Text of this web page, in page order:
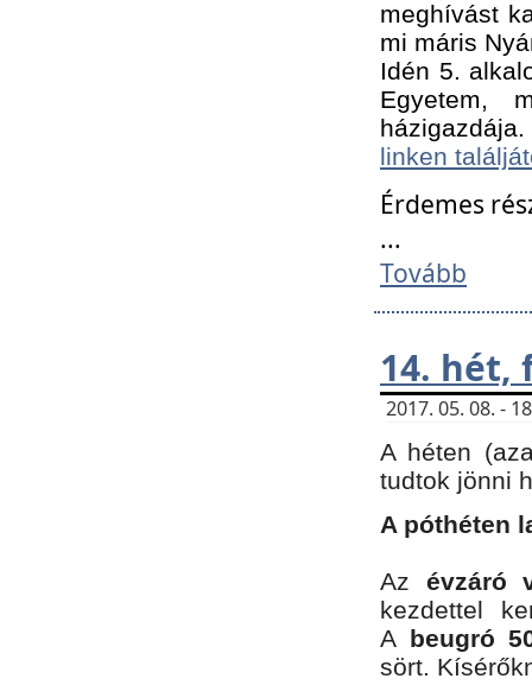
meghívást
mi máris
Idén 5.
Egyetem,
linken
Érdemes
...
Tovább
14. hét,
2017. 05. 08. -
A héten
tudtok jönni
A póthéten
Az évzáró
kezdettel
A beugró
sört.